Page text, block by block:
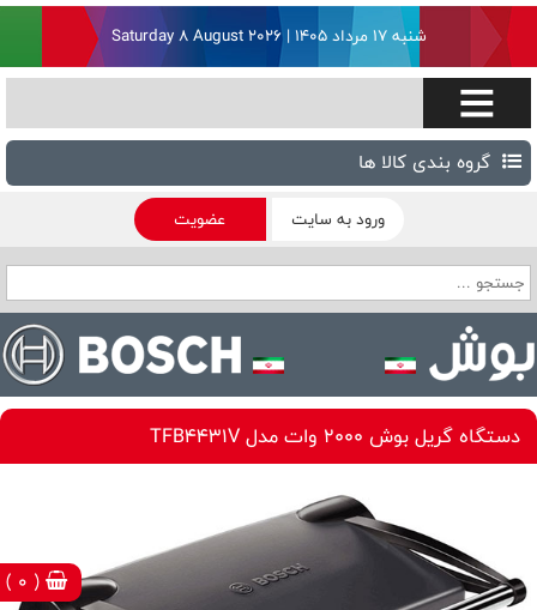
( 0 )
شنبه ۱۷ مرداد ۱۴۰۵ | Saturday 8 August 2026
گروه بندی کالا ها
ورود به سایت عضویت
دستگاه گریل بوش 2000 وات مدل TFB4431V